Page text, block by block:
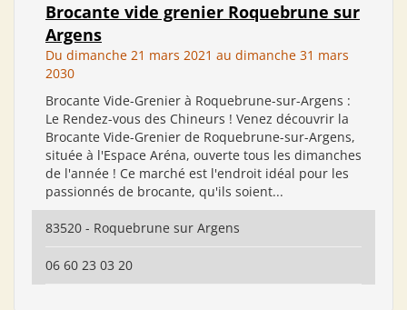
Brocante vide grenier Roquebrune sur
Argens
Du dimanche 21 mars 2021 au dimanche 31 mars
2030
Brocante Vide-Grenier à Roquebrune-sur-Argens :
Le Rendez-vous des Chineurs ! Venez découvrir la
Brocante Vide-Grenier de Roquebrune-sur-Argens,
située à l'Espace Aréna, ouverte tous les dimanches
de l'année ! Ce marché est l'endroit idéal pour les
passionnés de brocante, qu'ils soient...
83520 - Roquebrune sur Argens
06 60 23 03 20